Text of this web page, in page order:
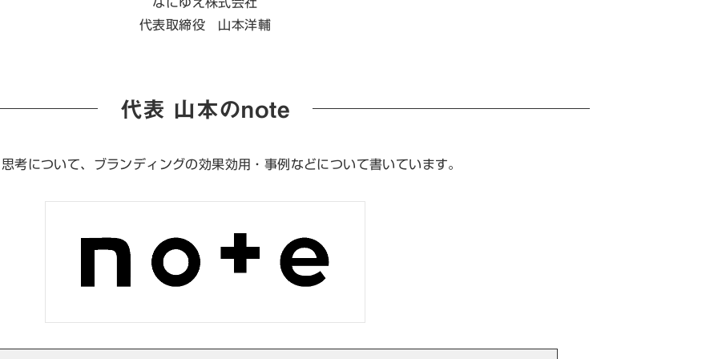
代表取締役 山本洋輔
代表 山本のnote
考について、ブランディングの効果効用・事例などについて書いています。